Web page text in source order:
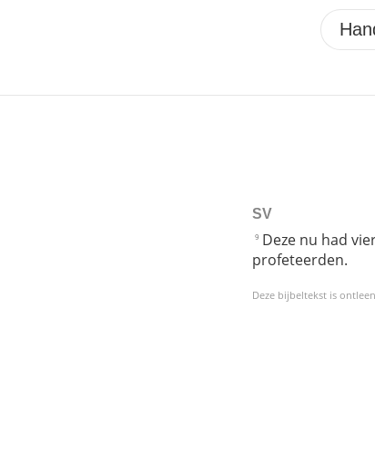
SV
9 Deze nu had
profeteerden.
Deze bijbeltekst is